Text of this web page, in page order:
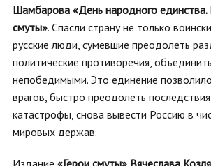
Шамбарова «День народного
смуты». Спасли страну не только
русские люди, сумевшие преодолеть
политические противоречия,
непобедимыми. Это единение
врагов, быстро преодолеть
катастрофы, снова вывести Россию в
мировых держав.
Издание «Герои смуты» Вячеслава